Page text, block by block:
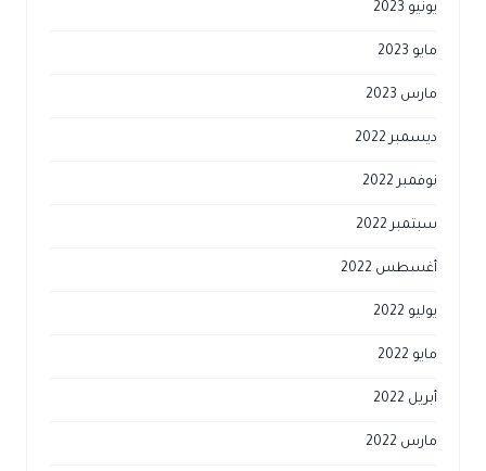
يونيو 2023
مايو 2023
مارس 2023
ديسمبر 2022
نوفمبر 2022
سبتمبر 2022
أغسطس 2022
يوليو 2022
مايو 2022
أبريل 2022
مارس 2022